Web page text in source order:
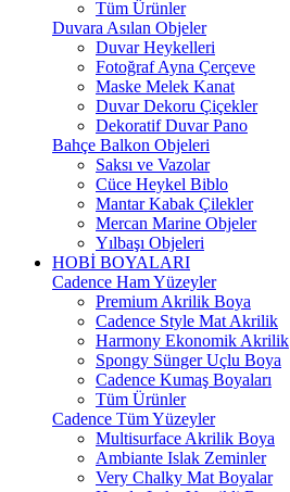
Tüm Ürünler
Duvara Asılan Objeler
Duvar Heykelleri
Fotoğraf Ayna Çerçeve
Maske Melek Kanat
Duvar Dekoru Çiçekler
Dekoratif Duvar Pano
Bahçe Balkon Objeleri
Saksı ve Vazolar
Cüce Heykel Biblo
Mantar Kabak Çilekler
Mercan Marine Objeler
Yılbaşı Objeleri
HOBİ BOYALARI
Cadence Ham Yüzeyler
Premium Akrilik Boya
Cadence Style Mat Akrilik
Harmony Ekonomik Akrilik
Spongy Sünger Uçlu Boya
Cadence Kumaş Boyaları
Tüm Ürünler
Cadence Tüm Yüzeyler
Multisurface Akrilik Boya
Ambiante Islak Zeminler
Very Chalky Mat Boyalar